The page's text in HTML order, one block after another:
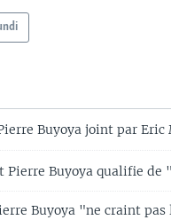
Buyoya joint par Eric
Pierre Buyoya qualifie
Buyoya "ne craint